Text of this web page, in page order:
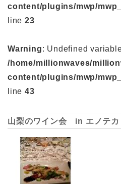
content/plugins/mwp/
line 23
Warning: Undefined
/home/millionwaves/
content/plugins/mwp/
line 43
山梨のワイン会 in エノテカ